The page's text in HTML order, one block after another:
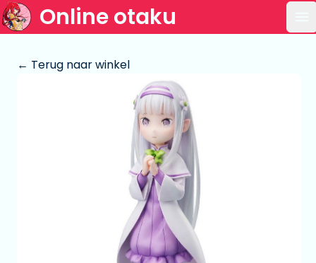
Online otaku
← Terug naar winkel